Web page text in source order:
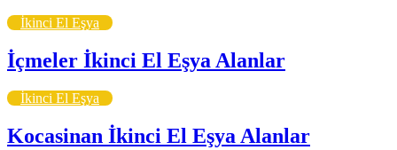
İkinci El Eşya
İçmeler İkinci El Eşya Alanlar
İkinci El Eşya
Kocasinan İkinci El Eşya Alanlar